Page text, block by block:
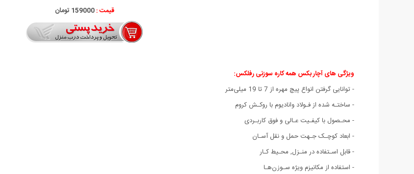
قیمت :159000 تومان
ویژگی های آچار بکس همه کاره سوزنی رفلکس:
- توانایی گرفتن انواع پیچ مهره از 7 تا 19 میلی‌متر
- ساختـه شده از فـولاد وانادیوم با روکـش کروم
- محـصول با کیفـیت عـالی و فوق کاربـردی
- ابعاد کوچـک جـهت حمل و نقل آسـان
- قابل اسـتفاده در منـزل, محـیط کـار
- استفاده از مکانیزم ویژه سـوزن‌هـا